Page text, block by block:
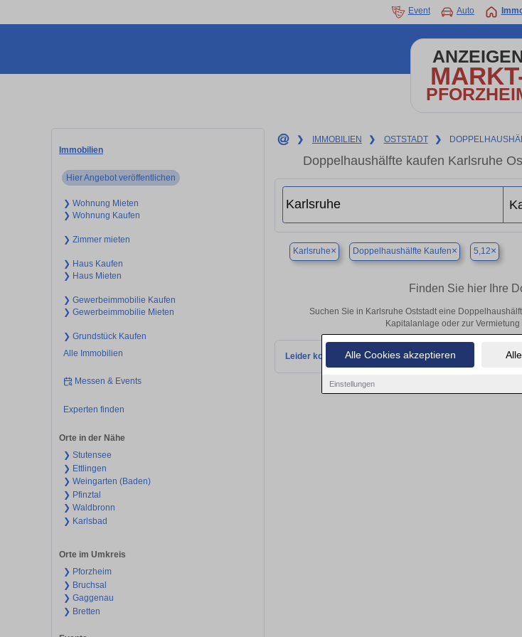
Alle Cookies akzeptieren
Einstellungen
Event Auto
Immobilien
Hier Angebot veröffentlichen
❯ Wohnung Mieten
❯ Wohnung Kaufen
❯ Zimmer mieten
❯ Haus Kaufen
❯ Haus Mieten
❯ Gewerbeimmobilie Kaufen
❯ Gewerbeimmobilie Mieten
❯ Grundstück Kaufen
Alle Immobilien
Messen & Events
Experten finden
Orte in der Nähe
❯ Stutensee
❯ Ettlingen
❯ Weingarten (Baden)
❯ Pfinztal
❯ Waldbronn
❯ Karlsbad
Orte im Umkreis
❯ Pforzheim
❯ Bruchsal
❯ Gaggenau
❯ Bretten
❯ IMMOBILIEN ❯ OSTSTADT ❯
Doppelhaushälfte kaufen Karlsruhe
Karlsruhe× Doppelhaushälfte Kaufen× 5,12×
Finden Sie hier Ihre
Suchen Sie in Karlsruhe Oststadt eine
Kapitalanlage oder zur
Leider konnten wir derzeit keine passenden Objekte